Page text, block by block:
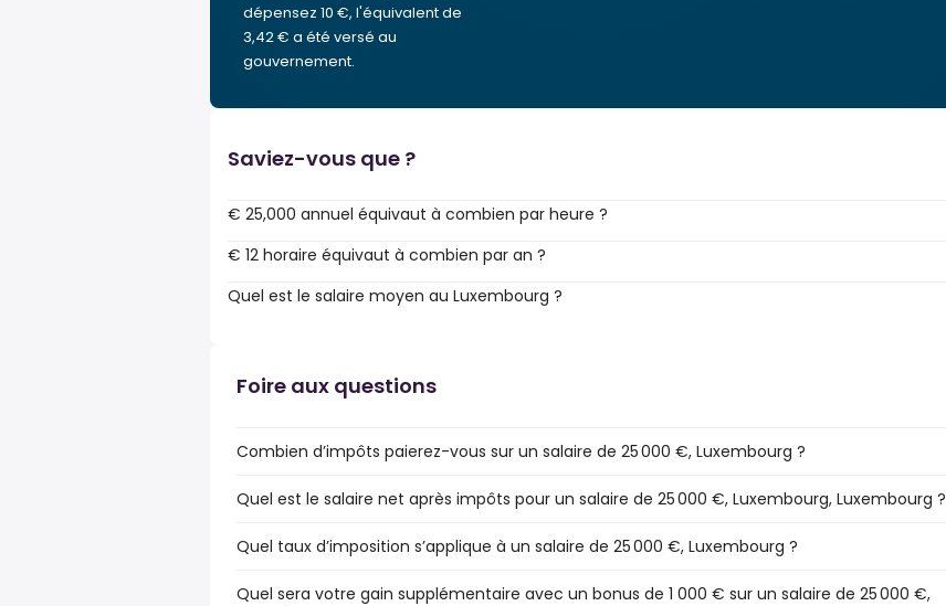
dépensez 10 €, l'équivalent de
3,42 € a été versé au
gouvernement.
Saviez-vous que ?
€ 25,000 annuel équivaut à combien par heure ?
€ 12 horaire équivaut à combien par an ?
Quel est le salaire moyen au Luxembourg ?
Foire aux questions
Combien d’impôts paierez-vous sur un salaire de 25 000 €, Luxembourg ?
Quel est le salaire net après impôts pour un salaire de 25 000 €, Luxembourg, Luxembourg ?
Quel taux d’imposition s’applique à un salaire de 25 000 €, Luxembourg ?
Quel sera votre gain supplémentaire avec un bonus de 1 000 € sur un salaire de 25 000 €,